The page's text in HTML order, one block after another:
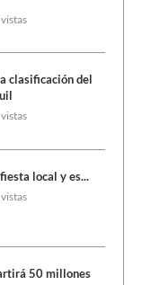
Monfils cae en